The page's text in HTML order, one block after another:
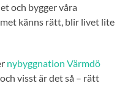
och bygger våra
känns rätt, blir livet lite
nybyggnation Värmdö
visst är det så – rätt